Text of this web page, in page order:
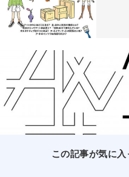
この記事が気に